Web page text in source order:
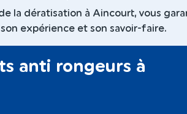
la dératisation à Aincourt, vous
expérience et son savoir-faire.
anti rongeurs à